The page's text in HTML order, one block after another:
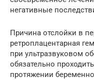
негативные
Причина отслойки в
ретроплацентарная
при ультразвуковом
обязательно
протяжении